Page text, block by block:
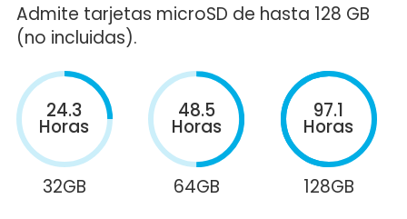
Admite tarjetas microSD de hasta 128 GB
(no incluidas).
24.3
Horas
32GB
48.5
Horas
64GB
97.1
Horas
128GB